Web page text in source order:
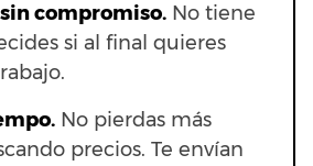
compromiso. No tiene
si al final quieres
No pierdas más
precios. Te envían